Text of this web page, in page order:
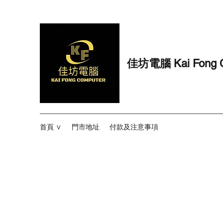
佳坊電腦 Kai Fong
首頁 ∨ 門市地址 付款及注意事項